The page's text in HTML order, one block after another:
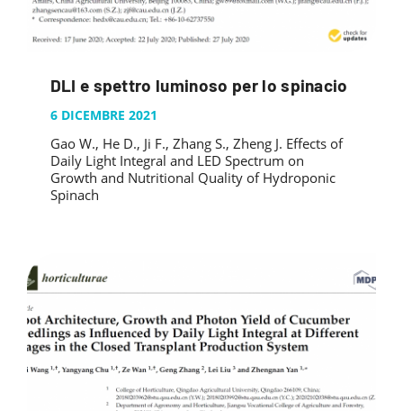
DLI e spettro luminoso per lo spinacio
6 DICEMBRE 2021
Gao W., He D., Ji F., Zhang S., Zheng J. Effects of
Daily Light Integral and LED Spectrum on
Growth and Nutritional Quality of Hydroponic
Spinach